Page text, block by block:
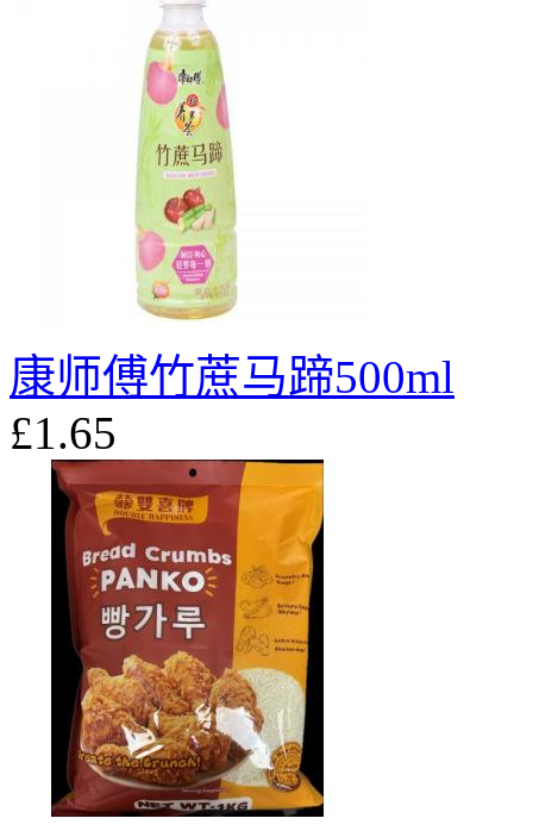
康师傅竹蔗马蹄500ml
£1.65